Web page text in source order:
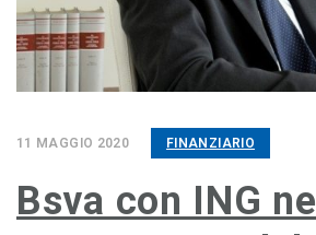
11 MAGGIO 2020 FINANZIARIO
Bsva con ING nel